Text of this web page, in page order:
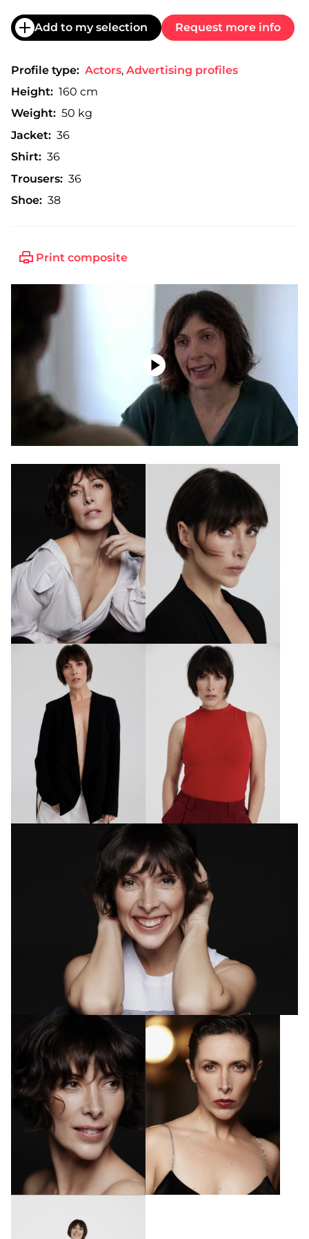
Add to my selection Request more info
Profile type: Actors, Advertising profiles
Height: 160 cm
Weight: 50 kg
Jacket: 36
Shirt: 36
Trousers: 36
Shoe: 38
Print composite